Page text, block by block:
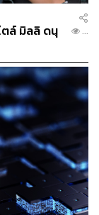
LOADING...
TEAM
ที่ 21
ตล์ มิลลิ ดนุ
...